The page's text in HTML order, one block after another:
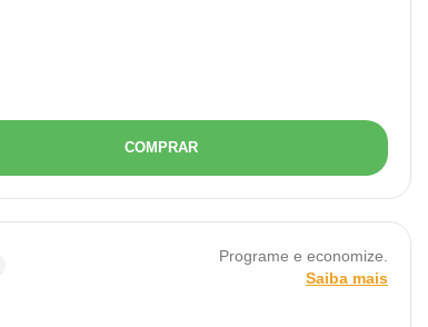
COMPRAR
Programe e economize.
Saiba mais